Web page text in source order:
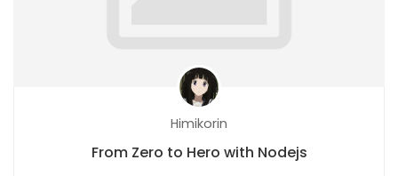
Himikorin
From Zero to Hero with Nodejs